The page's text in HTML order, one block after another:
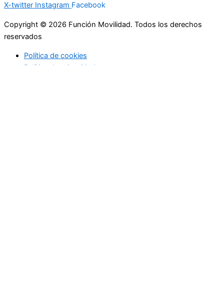
X-twitter Instagram Facebook
Copyright © 2026 Función Movilidad. Todos los derechos
reservados
Política de cookies
Política de privacidad